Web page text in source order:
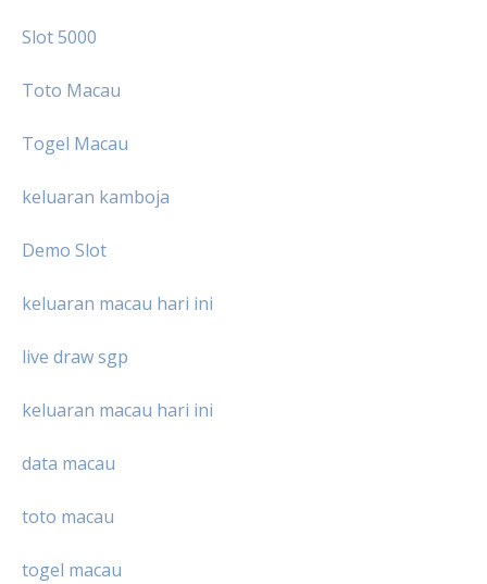
Slot 5000
Toto Macau
Togel Macau
keluaran kamboja
Demo Slot
keluaran macau hari ini
live draw sgp
keluaran macau hari ini
data macau
toto macau
togel macau